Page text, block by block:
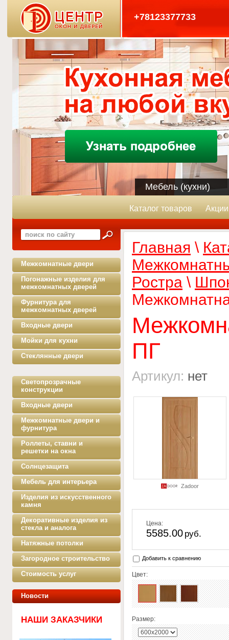
+78123377733
Мебель (кухни)
Каталог товаров
Межкомнатные двери
Погонажные изделия для
межкомнатных дверей
Фурнитура для
межкомнатных дверей
Входные двери
Мойки для кухни
Стеклянные двери
Светопрозрачные
конструкции
Входные двери
Межкомнатные двери и
фурнитура
Роллеты, ставни и
решетки на окна
Солнцезащита
Мебель для интерьера
Изделия из искусственного
камня
Декоративные изделия из
стекла и аналога
Натяжные потолки
Загородное строительство
Стоимость услуг
Новости
НАШИ ЗАКАЗЧИКИ
Главная \
Ростра \
ПГ
Артикул: нет
Zadoor
Цена:
5585.00 руб.
Добавить к сравнению
Цвет:
Размер: